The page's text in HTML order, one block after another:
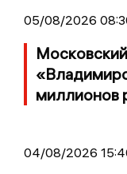
05/08/2026
миллионов
04/08/2026